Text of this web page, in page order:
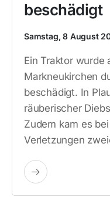
beschädigt
Samstag, 8 August
Ein Traktor wurde
Markneukirchen
beschädigt. In
räuberischer
Zudem kam es
Verletzungen